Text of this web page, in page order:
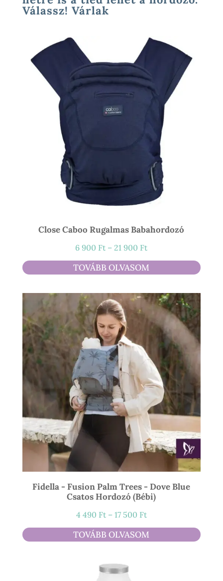
Válassz! Várlak
Close Caboo Rugalmas Babahordozó
6 900 Ft – 21 900 FtÁrtartomány:
6
900 Ft
21
900 Ft
TOVÁBB OLVASOM
Fidella - Fusion Palm Trees - Dove Blue
Csatos Hordozó (bébi)
4 490 Ft – 17 500 FtÁrtartomány:
4
490 Ft
TOVÁBB OLVASOM